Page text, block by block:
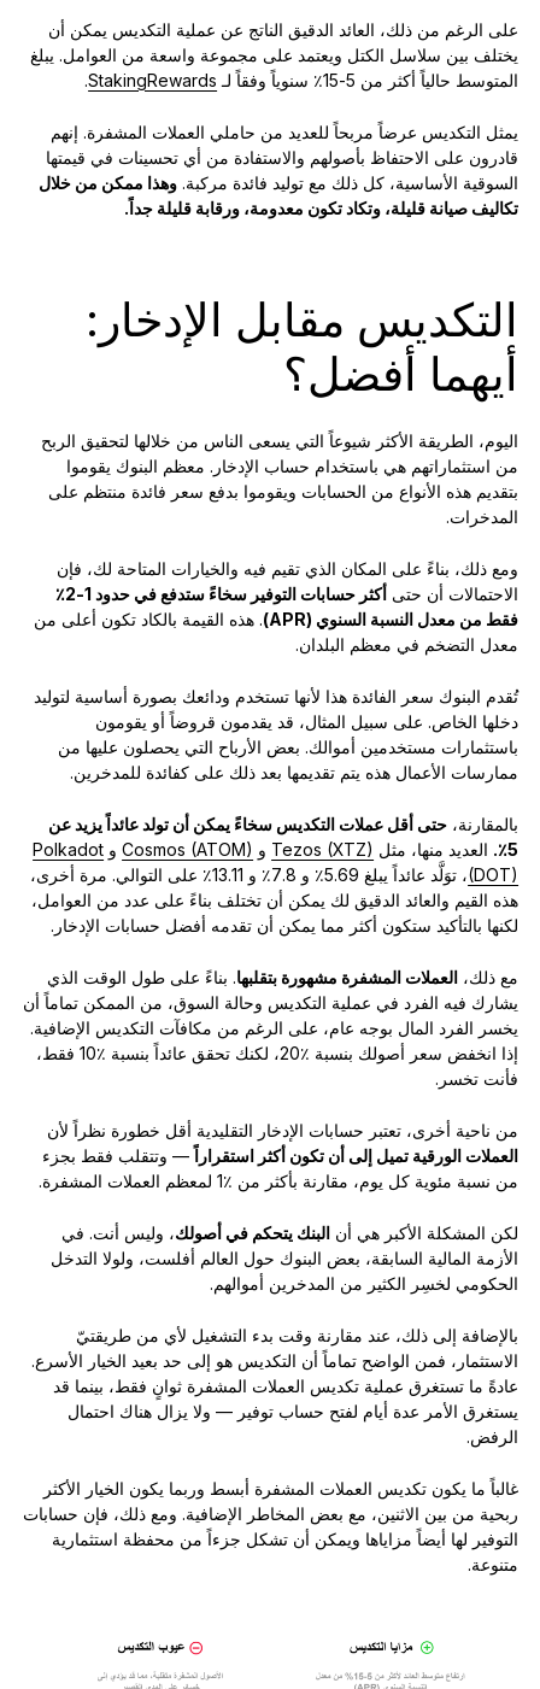
على الرغم من ذلك، العائد الدقيق الناتج عن عملية التكديس يمكن أن
يختلف بين سلاسل الكتل ويعتمد على مجموعة واسعة من العوامل. يبلغ
المتوسط حالياً أكثر من 5-15٪ سنوياً وفقاً لـ
StakingRewards
.
يمثل التكديس عرضاً مربحاً للعديد من حاملي العملات المشفرة. إنهم
قادرون على الاحتفاظ بأصولهم والاستفادة من أي تحسينات في قيمتها
السوقية الأساسية، كل ذلك مع توليد فائدة مركبة. وهذا ممكن من خلال
تكاليف صيانة قليلة، وتكاد تكون معدومة، ورقابة قليلة جداً.
التكديس مقابل الإدخار:
أيهما أفضل؟
اليوم، الطريقة الأكثر شيوعاً التي يسعى الناس من خلالها لتحقيق الربح
من استثماراتهم هي باستخدام حساب الإدخار. معظم البنوك يقوموا
بتقديم هذه الأنواع من الحسابات ويقوموا بدفع سعر فائدة منتظم على
المدخرات.
ومع ذلك، بناءً على المكان الذي تقيم فيه والخيارات المتاحة لك، فإن
الاحتمالات أن حتى
أكثر حسابات التوفير سخاءً ستدفع في حدود 1-2٪
فقط من معدل النسبة السنوي (APR)
. هذه القيمة بالكاد تكون أعلى من
معدل التضخم في معظم البلدان.
تُقدم البنوك سعر الفائدة هذا لأنها تستخدم ودائعك بصورة أساسية لتوليد
دخلها الخاص. على سبيل المثال، قد يقدمون قروضاً أو يقومون
باستثمارات مستخدمين أموالك. بعض الأرباح التي يحصلون عليها من
ممارسات الأعمال هذه يتم تقديمها بعد ذلك على كفائدة للمدخرين.
بالمقارنة، حتى أقل عملات التكديس سخاءً يمكن أن تولد عائداً يزيد عن
5٪.
العديد منها، مثل Tezos (XTZ) و Cosmos (ATOM)و Polkadot
(DOT)
، توَلَّد عائداً يبلغ 5.69٪ و 7.8٪ و 13.11٪ على التوالي. مرة أخرى،
هذه القيم والعائد الدقيق لك يمكن أن تختلف بناءً على عدد من العوامل،
لكنها بالتأكيد ستكون أكثر مما يمكن أن تقدمه أفضل حسابات الإدخار.
مع ذلك، العملات المشفرة مشهورة بتقلبها. بناءً على طول الوقت الذي
يشارك فيه الفرد في عملية التكديس وحالة السوق، من الممكن تماماً أن
يخسر الفرد المال بوجه عام، على الرغم من مكافآت التكديس الإضافية.
إذا انخفض سعر أصولك بنسبة ٪20، لكنك تحقق عائداً بنسبة ٪10 فقط،
فأنت تخسر.
من ناحية أخرى، تعتبر حسابات الإدخار التقليدية أقل خطورة نظراً لأن
العملات الورقية تميل إلى أن تكون أكثر استقراراً— وتتقلب فقط بجزء
من نسبة مئوية كل يوم، مقارنة بأكثر من ٪1 لمعظم العملات المشفرة.
لكن المشكلة الأكبر هي أن البنك يتحكم في أصولك، وليس أنت. في
الأزمة المالية السابقة، بعض البنوك حول العالم أفلست، ولولا التدخل
الحكومي لخسِر الكثير من المدخرين أموالهم.
بالإضافة إلى ذلك، عند مقارنة وقت بدء التشغيل لأي من طريقتيّ
الاستثمار، فمن الواضح تماماً أن التكديس هو إلى حد بعيد الخيار الأسرع.
عادةً ما تستغرق عملية تكديس العملات المشفرة ثوانٍ فقط، بينما قد
يستغرق الأمر عدة أيام لفتح حساب توفير — ولا يزال هناك احتمال
الرفض.
غالباً ما يكون تكديس العملات المشفرة أبسط وربما يكون الخيار الأكثر
ربحية من بين الاثنين، مع بعض المخاطر الإضافية. ومع ذلك، فإن حسابات
التوفير لها أيضاً مزاياها ويمكن أن تشكل جزءاً من محفظة استثمارية
متنوعة.